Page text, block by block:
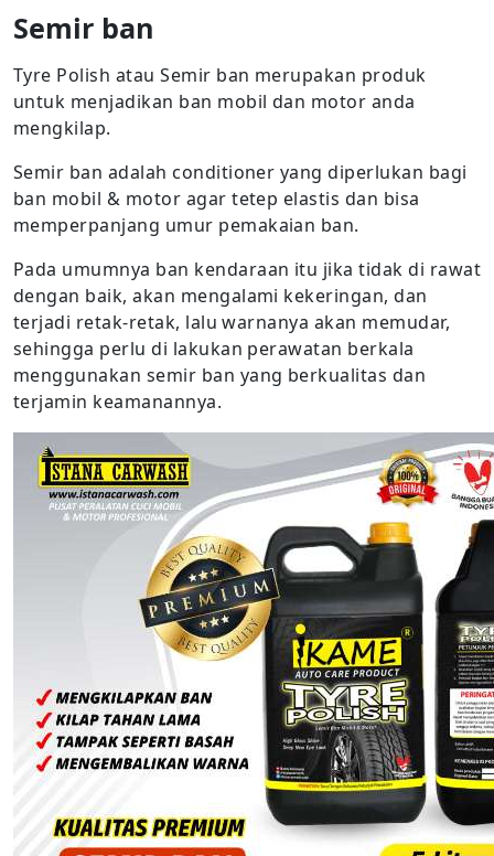
Semir ban
Tyre Polish atau Semir ban merupakan produk
untuk menjadikan ban mobil dan motor anda
mengkilap.
Semir ban adalah conditioner yang diperlukan bagi
ban mobil & motor agar tetep elastis dan bisa
memperpanjang umur pemakaian ban.
Pada umumnya ban kendaraan itu jika tidak di rawat
dengan baik, akan mengalami kekeringan, dan
terjadi retak-retak, lalu warnanya akan memudar,
sehingga perlu di lakukan perawatan berkala
menggunakan semir ban yang berkualitas dan
terjamin keamanannya.